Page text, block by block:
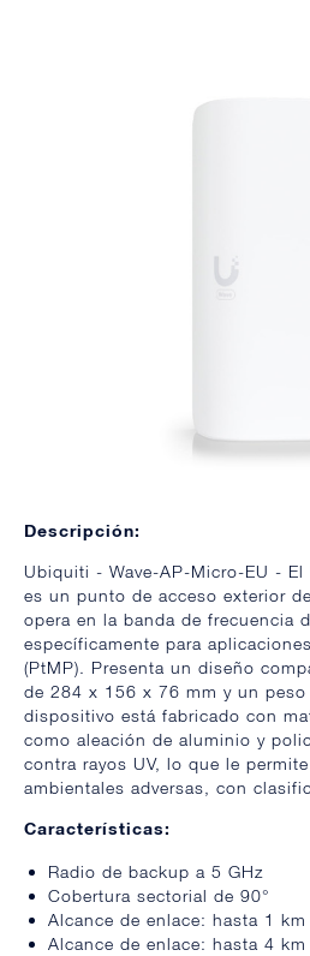
Descripción:
Ubiquiti - Wave-AP-Micro-EU -
es un punto de acceso exterior
opera en la banda de frecuencia
específicamente para
(PtMP). Presenta un diseño
de 284 x 156 x 76 mm y un
dispositivo está fabricado con
como aleación de aluminio y
contra rayos UV, lo que le
ambientales adversas, con
Características:
Radio de backup a 5 GHz
Cobertura sectorial de 90°
Alcance de enlace: hasta 1
Alcance de enlace: hasta 4 km